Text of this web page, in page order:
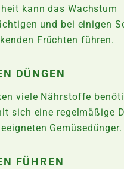
kann das Wachstum
und bei einigen
Früchten führen.
DÜNGEN
viele Nährstoffe
sich eine regelmäßige
Gemüsedünger.
FÜHREN